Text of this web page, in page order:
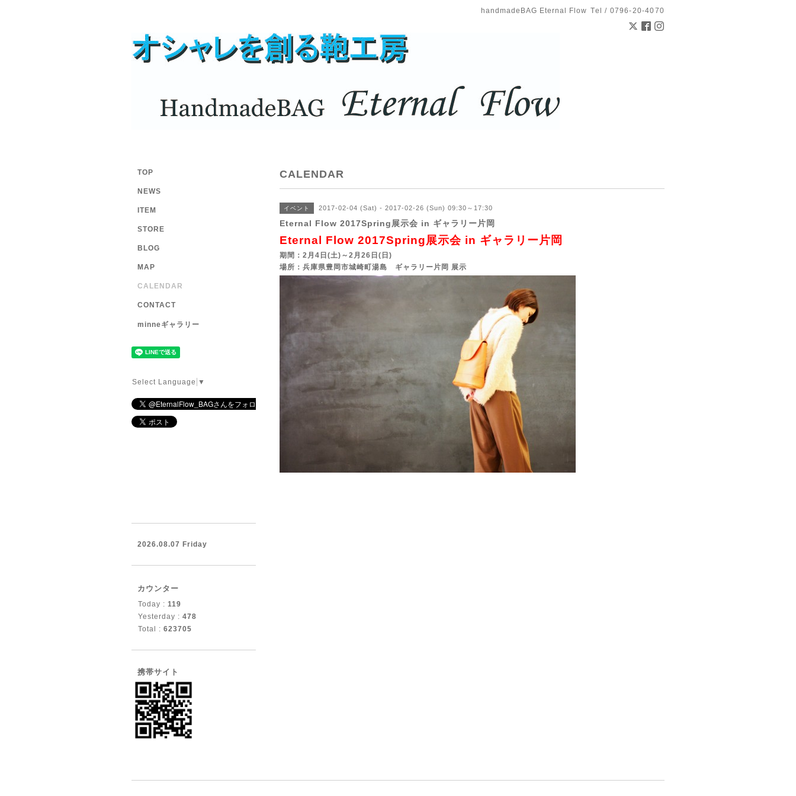
handmadeBAG Eternal Flow Tel / 0796-20-4070
CALENDAR
イベント 2017-02-04 (Sat) - 2017-02-26 (Sun) 09:30～17:30
Eternal Flow 2017Spring展示会 in ギャラリー片岡
Eternal Flow 2017Spring展示会 in ギャラリー片岡
期間：2月4日(土)～2月26日(日)
場所：兵庫県豊岡市城崎町湯島 ギャラリー片岡 展示
TOP
NEWS
ITEM
STORE
BLOG
MAP
CALENDAR
CONTACT
minneギャラリー
Select Language ▼
2026.08.07 Friday
カウンター
Today : 119
Yesterday : 478
Total : 623705
携帯サイト